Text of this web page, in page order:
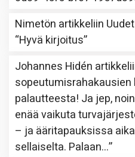
Nimetön artikkeliin
“Hyvä kirjoitus”
Johannes Hidén
sopeutumisrahakausien
palautteesta! Ja jep,
enää vaikuta
– ja ääritapauksissa
sellaiselta. Palaan…”